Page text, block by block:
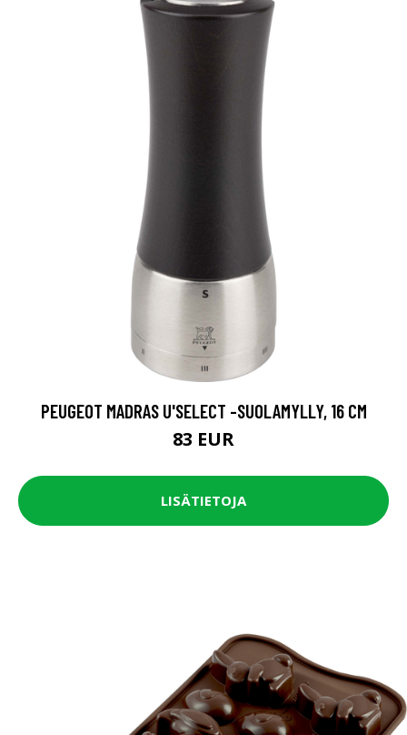
PEUGEOT MADRAS U'SELECT -SUOLAMYLLY, 16 CM
83 EUR
LISÄTIETOJA